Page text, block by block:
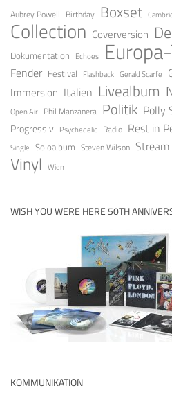
Aubrey Powell Birthday Boxset
Collection Coverversion
Dokumentation Echoes
Fender Festival Flashback Gerald Scarfe
Immersion Italien Livealbum
Open Air Phil Manzanera Politik Polly
Progressiv Psychedelic Radio Rest in
Single Soloalbum Steven Wilson Stream
Vinyl Wien
WISH YOU WERE HERE 50TH
KOMMUNIKATION